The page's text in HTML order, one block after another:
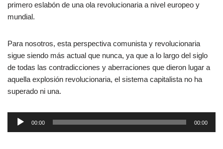
primero eslabón de una ola revolucionaria a nivel europeo y
mundial.
Para nosotros, esta perspectiva comunista y revolucionaria
sigue siendo más actual que nunca, ya que a lo largo del siglo
de todas las contradicciones y aberraciones que dieron lugar a
aquella explosión revolucionaria, el sistema capitalista no ha
superado ni una.
00:00 00:00